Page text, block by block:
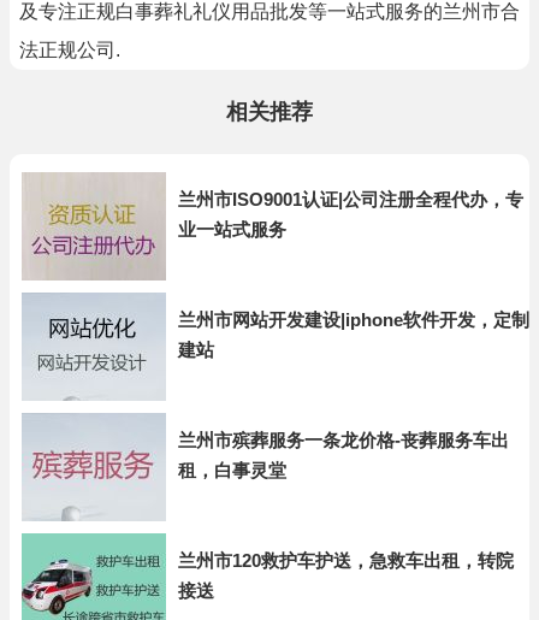
及专注正规白事葬礼礼仪用品批发等一站式服务的兰州市合
法正规公司.
相关推荐
兰州市ISO9001认证|公司注册全程代办，专
业一站式服务
兰州市网站开发建设|iphone软件开发，定制
建站
兰州市殡葬服务一条龙价格-丧葬服务车出
租，白事灵堂
兰州市120救护车护送，急救车出租，转院
接送